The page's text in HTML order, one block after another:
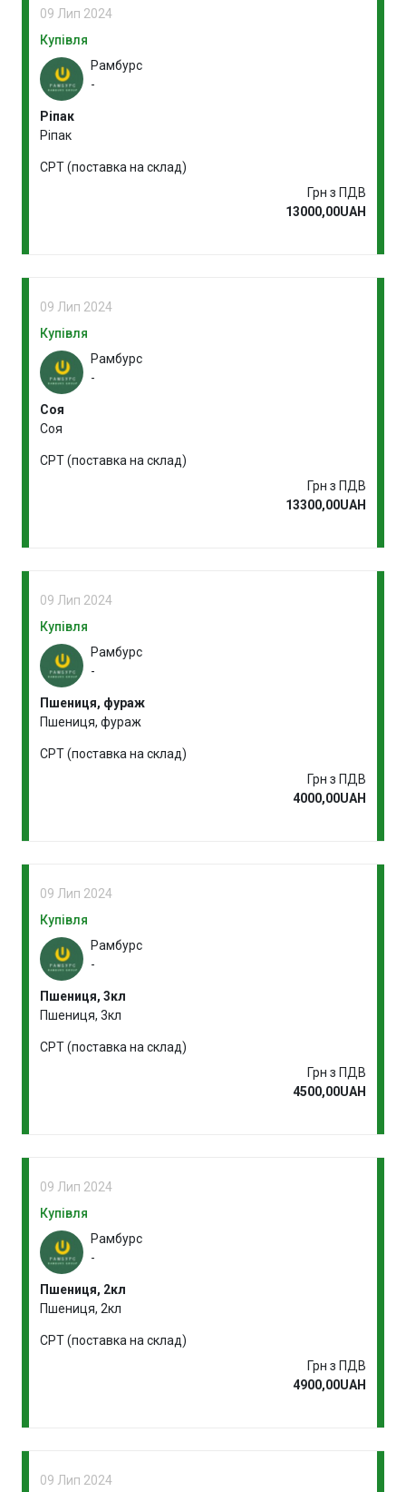
09 Лип 2024
Купівля
Рамбурс
-
Ріпак
Ріпак
CPT (поставка на склад)
Грн з ПДВ
13000,00UAH
09 Лип 2024
Купівля
Рамбурс
-
Соя
Соя
CPT (поставка на склад)
Грн з ПДВ
13300,00UAH
09 Лип 2024
Купівля
Рамбурс
-
Пшениця, фураж
Пшениця, фураж
CPT (поставка на склад)
Грн з ПДВ
4000,00UAH
09 Лип 2024
Купівля
Рамбурс
-
Пшениця, 3кл
Пшениця, 3кл
CPT (поставка на склад)
Грн з ПДВ
4500,00UAH
09 Лип 2024
Купівля
Рамбурс
-
Пшениця, 2кл
Пшениця, 2кл
CPT (поставка на склад)
Грн з ПДВ
4900,00UAH
09 Лип 2024